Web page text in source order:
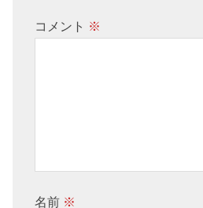
コメント ※
名前 ※